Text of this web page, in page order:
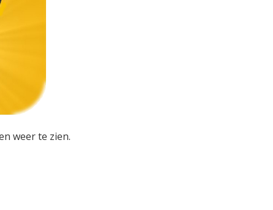
weer te zien.